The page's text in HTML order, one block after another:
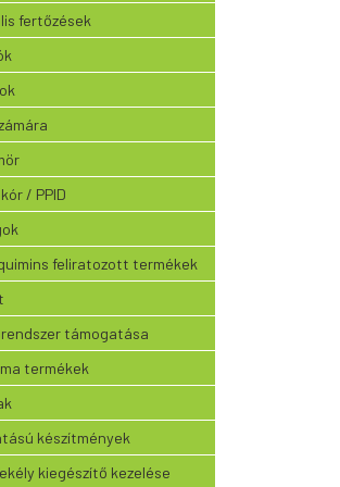
fertőzések
/ PPID
feliratozott termékek
támogatása
termékek
készítmények
kiegészítő kezelése